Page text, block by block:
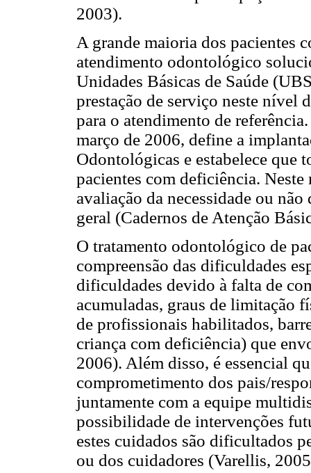
2003).
A grande maioria dos pacientes
atendimento odontológico
Unidades Básicas de Saúde
prestação de serviço neste nível
para o atendimento de
março de 2006, define a
Odontológicas e estabelece que
pacientes com deficiência.
avaliação da necessidade ou
geral (Cadernos de Atenção
O tratamento odontológico de
compreensão das dificuldades
dificuldades devido à falta de
acumuladas, graus de limitação
de profissionais habilitados,
criança com deficiência) que
2006). Além disso, é essencial
comprometimento dos pais/
juntamente com a equipe
possibilidade de intervenções
estes cuidados são dificultados
ou dos cuidadores (Varellis,